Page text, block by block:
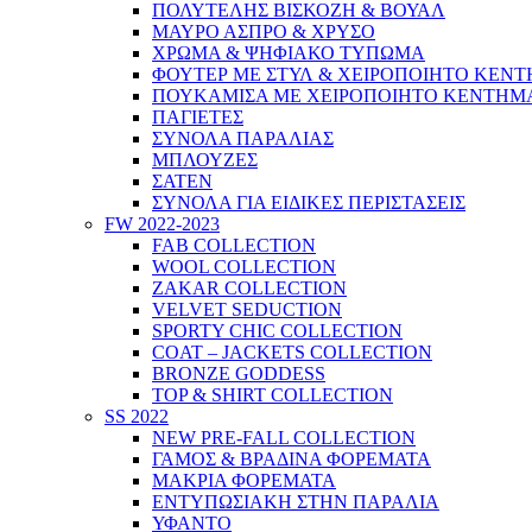
ΠΟΛΥΤΕΛΗΣ ΒΙΣΚΟΖΗ & ΒΟΥΑΛ
ΜΑΥΡΟ ΑΣΠΡΟ & ΧΡΥΣΟ
ΧΡΩΜΑ & ΨΗΦΙΑΚΟ ΤΥΠΩΜΑ
ΦΟΥΤΕΡ ΜΕ ΣΤΥΛ & ΧΕΙΡΟΠΟΙΗΤΟ
ΠΟΥΚΑΜΙΣΑ ΜΕ ΧΕΙΡΟΠΟΙΗΤΟ
ΠΑΓΙΕΤΕΣ
ΣΥΝΟΛΑ ΠΑΡΑΛΙΑΣ
ΜΠΛΟΥΖΕΣ
ΣΑΤΕΝ
ΣΥΝΟΛΑ ΓΙΑ ΕΙΔΙΚΕΣ ΠΕΡΙΣΤΑΣΕΙΣ
FW 2022-2023
FAB COLLECTION
WOOL COLLECTION
ZAKAR COLLECTION
VELVET SEDUCTION
SPORTY CHIC COLLECTION
COAT – JACKETS COLLECTION
BRONZE GODDESS
TOP & SHIRT COLLECTION
SS 2022
NEW PRE-FALL COLLECTION
ΓΑΜΟΣ & ΒΡΑΔΙΝΑ ΦΟΡΕΜΑΤΑ
ΜΑΚΡΙΑ ΦΟΡΕΜΑΤΑ
ΕΝΤΥΠΩΣΙΑΚΗ ΣΤΗΝ ΠΑΡΑΛΙΑ
ΥΦΑΝΤΟ